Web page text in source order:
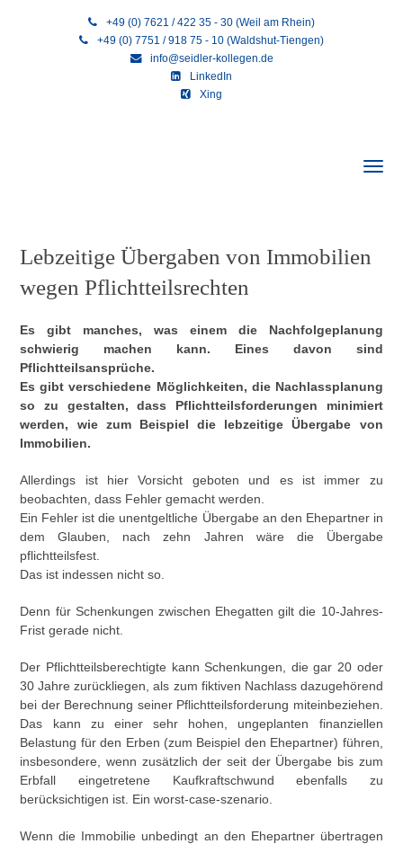
+49 (0) 7621 / 422 35 - 30 (Weil am Rhein)
+49 (0) 7751 / 918 75 - 10 (Waldshut-Tiengen)
info@seidler-kollegen.de
LinkedIn
Xing
Lebzeitige Übergaben von Immobilien
wegen Pflichtteilsrechten
Es gibt manches, was einem die Nachfolgeplanung
schwierig machen kann. Eines davon sind
Pflichtteilsansprüche.
Es gibt verschiedene Möglichkeiten, die Nachlassplanung
so zu gestalten, dass Pflichtteilsforderungen minimiert
werden, wie zum Beispiel die lebzeitige Übergabe von
Immobilien.
Allerdings ist hier Vorsicht geboten und es ist immer zu
beobachten, dass Fehler gemacht werden.
Ein Fehler ist die unentgeltliche Übergabe an den Ehepartner in
dem Glauben, nach zehn Jahren wäre die Übergabe
pflichtteilsfest.
Das ist indessen nicht so.
Denn für Schenkungen zwischen Ehegatten gilt die 10-Jahres-
Frist gerade nicht.
Der Pflichtteilsberechtigte kann Schenkungen, die gar 20 oder
30 Jahre zurückliegen, als zum fiktiven Nachlass dazugehörend
bei der Berechnung seiner Pflichtteilsforderung miteinbeziehen.
Das kann zu einer sehr hohen, ungeplanten finanziellen
Belastung für den Erben (zum Beispiel den Ehepartner) führen,
insbesondere, wenn zusätzlich der seit der Übergabe bis zum
Erbfall eingetretene Kaufkraftschwund ebenfalls zu
berücksichtigen ist. Ein worst-case-szenario.
Wenn die Immobilie unbedingt an den Ehepartner übertragen